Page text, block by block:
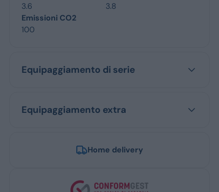
3.6
3.8
Emissioni CO2
100
Equipaggiamento di serie
Equipaggiamento extra
Home delivery